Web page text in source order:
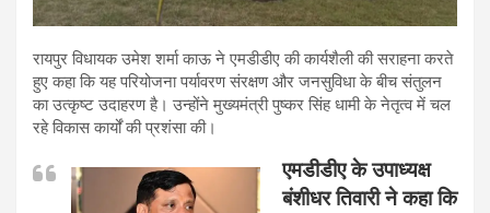
रायपुर विधायक उमेश शर्मा काऊ ने एमडीडीए की कार्यशैली की सराहना करते
हुए कहा कि यह परियोजना पर्यावरण संरक्षण और जनसुविधा के बीच संतुलन
का उत्कृष्ट उदाहरण है। उन्होंने मुख्यमंत्री पुष्कर सिंह धामी के नेतृत्व में चल
रहे विकास कार्यों की प्रशंसा की।
एमडीडीए के उपाध्यक्ष
बंशीधर तिवारी ने कहा कि